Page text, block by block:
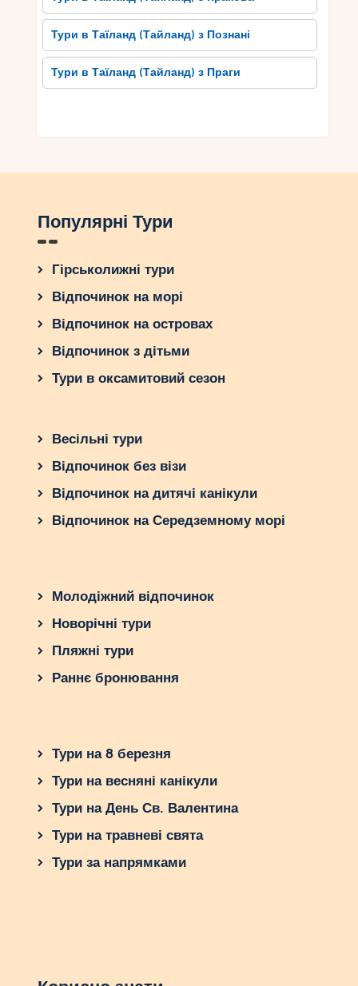
Тури в Таїланд (Тайланд) з Познані
Тури в Таїланд (Тайланд) з Праги
Популярні Тури
Гірськолижні тури
Відпочинок на морі
Відпочинок на островах
Відпочинок з дітьми
Тури в оксамитовий сезон
Весільні тури
Відпочинок без візи
Відпочинок на дитячі канікули
Відпочинок на Середземному морі
Молодіжний відпочинок
Новорічні тури
Пляжні тури
Раннє бронювання
Тури на 8 березня
Тури на весняні канікули
Тури на День Св. Валентина
Тури на травневі свята
Тури за напрямками